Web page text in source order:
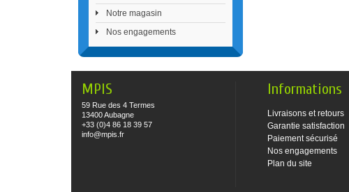
Notre magasin
Nos engagements
MPIS
59 Rue des 4 Termes
13400 Aubagne
+33 (0)4 86 18 39 57
info@mpis.fr
Informations
Livraisons et retours
Garantie satisfaction
Paiement sécurisé
Nos engagements
Plan du site